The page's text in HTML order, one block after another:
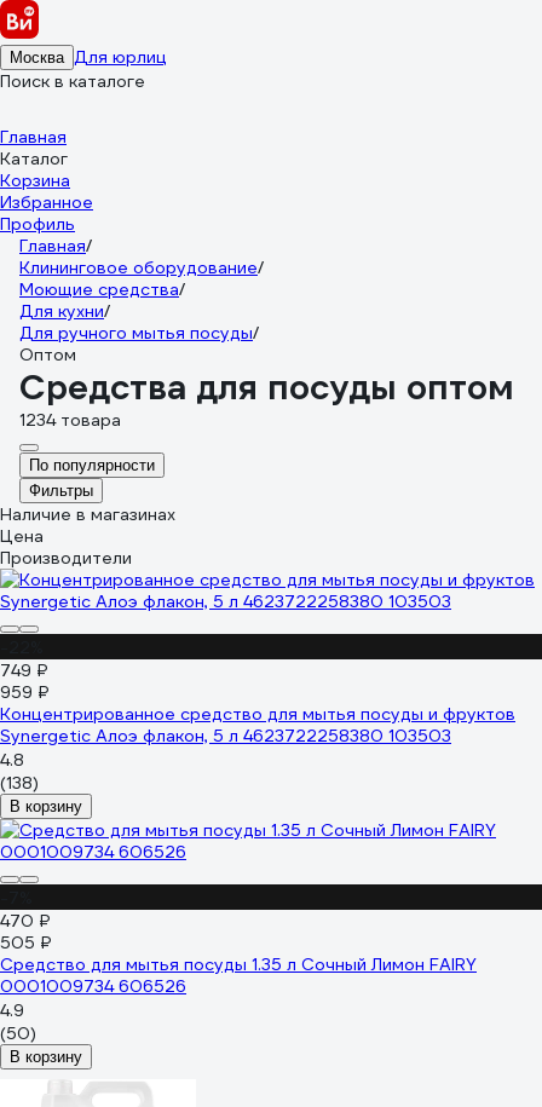
Москва Для юрлиц
Поиск в каталоге
Главная
Каталог
Корзина
Избранное
Профиль
Главная/
Клининговое оборудование/
Моющие средства/
Для кухни/
Для ручного мытья посуды/
Оптом
Средства для посуды оптом
1234 товара
По популярности
Фильтры
Наличие в магазинах
Цена
Производители
749 ₽
959 ₽
Концентрированное средство для мытья посуды и фруктов
Synergetic Алоэ флакон, 5 л 4623722258380 103503
4.8
(138)
В корзину
470 ₽
505 ₽
Средство для мытья посуды 1.35 л Сочный Лимон FAIRY
0001009734 606526
4.9
(50)
В корзину